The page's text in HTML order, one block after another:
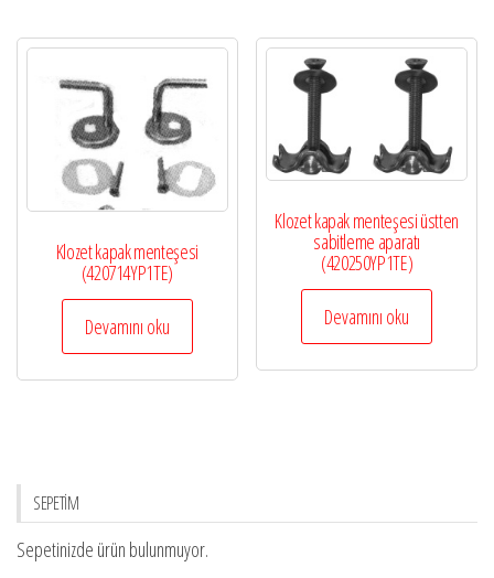
Klozet kapak menteşesi
(420714YP1TE)
Devamını oku
Klozet kapak menteşesi üstten
sabitleme aparatı
(420250YP1TE)
Devamını oku
SEPETİM
Sepetinizde ürün bulunmuyor.